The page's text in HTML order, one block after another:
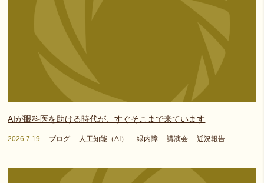
AIが眼科医を助ける時代が、すぐそこまで来ています
2026.7.19 ブログ 人工知能（AI） 緑内障 講演会 近況報告